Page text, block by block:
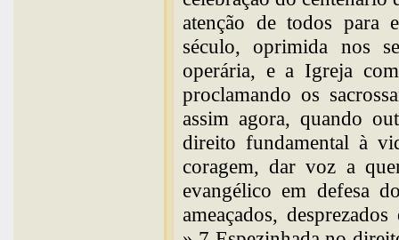
atenção de todos para
século, oprimida nos
operária, e a Igreja
proclamando os
assim agora, quando
direito fundamental à
coragem, dar voz a
evangélico em defesa
ameaçados,